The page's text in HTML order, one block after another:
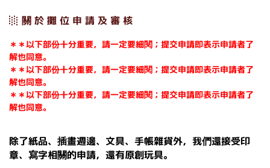
░ 關 於 攤 位 申 請 及 審 核
＊＊以下部份十分重要，請一定要細閱；提交申請即表示申請者了
解也同意。
＊＊以下部份十分重要，請一定要細閱；提交申請即表示申請者了
解也同意。
＊＊以下部份十分重要，請一定要細閱；提交申請即表示申請者了
解也同意。
除了紙品、插畫週邊、文具、手帳雜貨外，我們還接受印
章、寫字相關的申請，還有原創玩具。